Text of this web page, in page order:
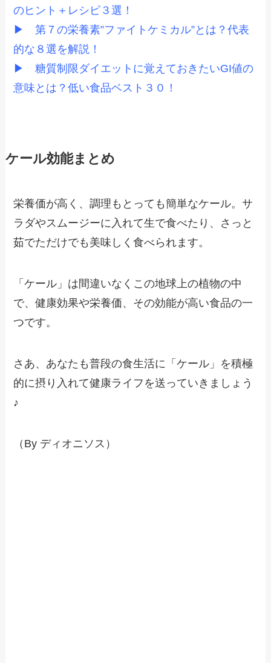
のヒント＋レシピ３選！
▶第７の栄養素”ファイトケミカル”とは？代表
的な８選を解説！
▶糖質制限ダイエットに覚えておきたいGI値の
意味とは？低い食品ベスト３０！
ケール効能まとめ
栄養価が高く、調理もとっても簡単なケール。サ
ラダやスムージーに入れて生で食べたり、さっと
茹でただけでも美味しく食べられます。
「ケール」は間違いなくこの地球上の植物の中
で、健康効果や栄養価、その効能が高い食品の一
つです。
さあ、あなたも普段の食生活に「ケール」を積極
的に摂り入れて健康ライフを送っていきましょう
♪
（By ディオニソス）